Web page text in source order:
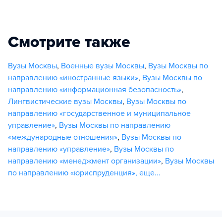
Смотрите также
Вузы Москвы, Военные вузы Москвы, Вузы Москвы по
направлению «иностранные языки», Вузы Москвы по
направлению «информационная безопасность»,
Лингвистические вузы Москвы, Вузы Москвы по
направлению «государственное и муниципальное
управление», Вузы Москвы по направлению
«международные отношения», Вузы Москвы по
направлению «управление», Вузы Москвы по
направлению «менеджмент организации», Вузы Москвы
по направлению «юриспруденция», еще...